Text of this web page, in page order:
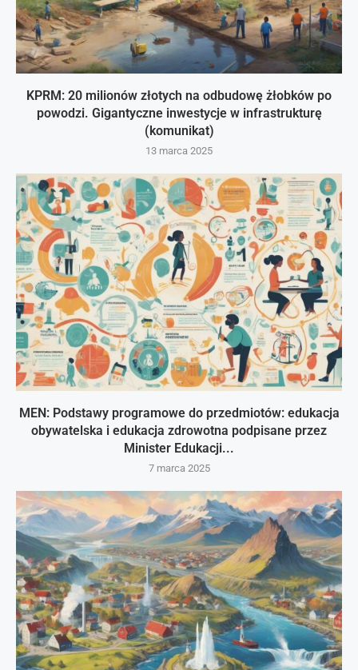
KPRM: 20 milionów złotych na odbudowę żłobków po
powodzi. Gigantyczne inwestycje w infrastrukturę
(komunikat)
13 marca 2025
MEN: Podstawy programowe do przedmiotów: edukacja
obywatelska i edukacja zdrowotna podpisane przez
Minister Edukacji...
7 marca 2025